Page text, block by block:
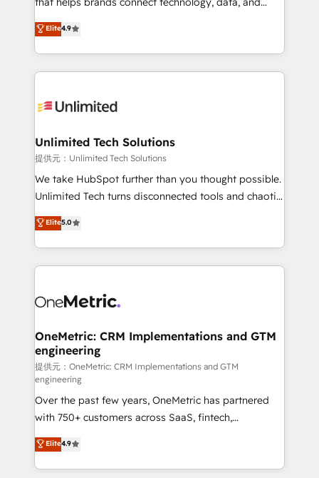
retention—by refining processes and eliminating
inefficiencies. Using HubSpot tools and data-driven
creativity to achieve measurable results. Founded in
Barcelona and operating across Spain, LATAM, and
the UK, we support global companies in building
smarter marketing, sales, and customer success
Iberia (Spain & Portugal), we combine human insight
growth. Our multidisciplinary team designs solutions
that simplify complexity, boost performance, and
turn innovation into real impact. 🌍 Highlights •
HubSpot Partner since 2012 • 2022 EMEA Impact
projects • Clients in 30+ industries • Proprietary
technology for integrations • Multilingual team:
Elite4.9
Unlimited Tech Solutions
提供元：Unlimited Tech Solutions
We take HubSpot further than you thought possible.
Unlimited Tech turns disconnected tools and chaotic
processes into a seamless, high-performing revenue
engine. We combine RevOps strategy with deep
technical execution to help teams scale faster—with
cleaner data, smarter automation, and more
Implementation & Migration · Native & Custom
Reporting & Analytics · GTM Architecture · Sales &
Marketing Enablement If you’re ready to elevate
HubSpot from “just your CRM” to your growth
infrastructure—let’s talk.
Elite5.0
OneMetric: CRM Implementations and GTM
engineering
提供元：OneMetric: CRM Implementations and GTM
engineering
Over the past few years, OneMetric has partnered
with 750+ customers across SaaS, fintech,
healthcare, real estate, and other industries. With
150+ HubSpot-certified experts, we deliver scalable
solutions to complex GTM and RevOps challenges.
Elite4.9